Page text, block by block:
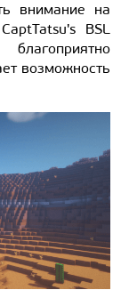
внимание на
BSL
возможность